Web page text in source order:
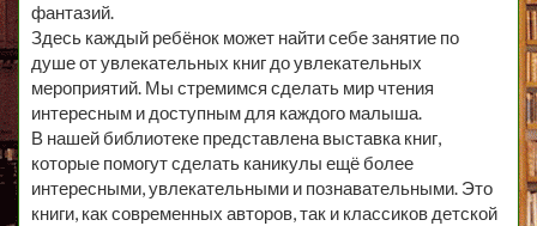
фантазий.
Здесь каждый ребёнок может найти себе занятие по
душе от увлекательных книг до увлекательных
мероприятий. Мы стремимся сделать мир чтения
интересным и доступным для каждого малыша.
В нашей библиотеке представлена выставка книг,
которые помогут сделать каникулы ещё более
интересными, увлекательными и познавательными. Это
книги, как современных авторов, так и классиков детской